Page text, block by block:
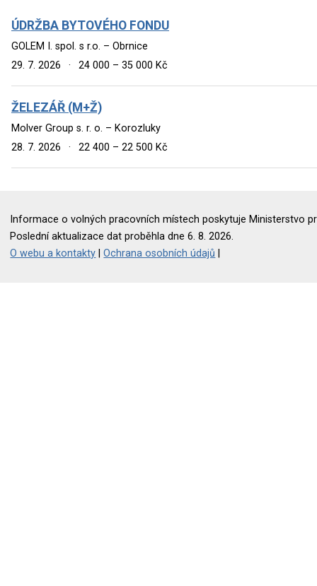
ÚDRŽBA BYTOVÉHO FONDU
GOLEM I. spol. s r.o. – Obrnice
29. 7. 2026
· 24 000 – 35 000 Kč
ŽELEZÁŘ (M+Ž)
Molver Group s. r. o. – Korozluky
28. 7. 2026
· 22 400 – 22 500 Kč
Informace o volných pracovních místech poskytuje Ministerstvo
Poslední aktualizace dat proběhla dne 6. 8. 2026.
O webu a kontakty |Ochrana osobních údajů